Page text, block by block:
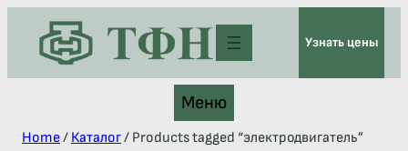
Узнать цены
Меню
Home/ Каталог/ Products tagged “электродвигатель”